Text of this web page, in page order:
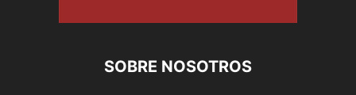
SOBRE NOSOTROS